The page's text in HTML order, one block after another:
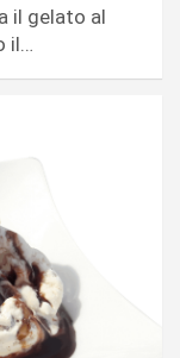
il gelato al
il…